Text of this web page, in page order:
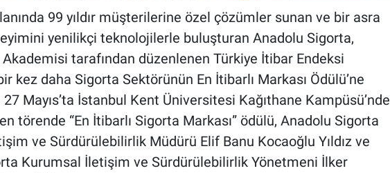
99 yıldır müşterilerine özel çözümler sunan ve bir asra
yenilikçi teknolojilerle buluşturan Anadolu Sigorta,
tarafından düzenlenen Türkiye İtibar Endeksi
kez daha Sigorta Sektörünün En İtibarlı Markası Ödülü’ne
27 Mayıs’ta İstanbul Kent Üniversitesi Kağıthane Kampüsü’nde
törende “En İtibarlı Sigorta Markası” ödülü, Anadolu Sigorta
ve Sürdürülebilirlik Müdürü Elif Banu Kocaoğlu Yıldız ve
Kurumsal İletişim ve Sürdürülebilirlik Yönetmeni İlker